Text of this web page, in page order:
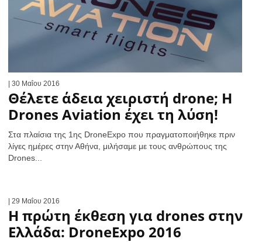
| 30 Μαΐου 2016
Θέλετε άδεια χειριστή drone; Η
Drones Aviation έχει τη λύση!
Στα πλαίσια της 1ης DroneExpo που πραγματοποιήθηκε πριν
λίγες ημέρες στην Αθήνα, μιλήσαμε με τους ανθρώπους της
Drones...
| 29 Μαΐου 2016
Η πρώτη έκθεση για drones στην
Ελλάδα: DroneExpo 2016